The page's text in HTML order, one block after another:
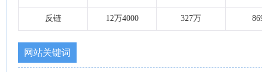
反链 12万4000 327万
网站关键词